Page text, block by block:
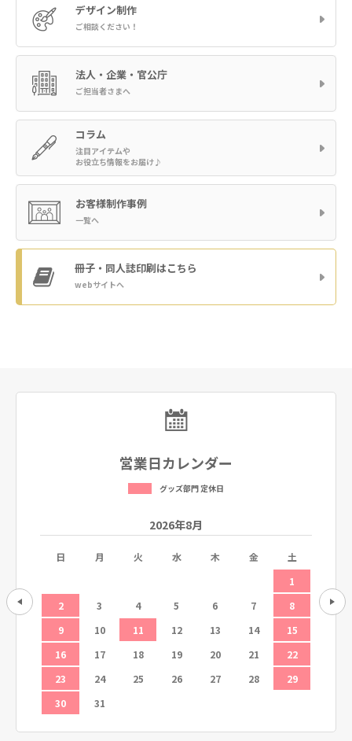
デザイン制作
ご相談ください！
法人・企業・官公庁
ご担当者さまへ
コラム
注目アイテムや
お役立ち情報をお届け♪
お客様制作事例
一覧へ
冊子・同人誌印刷はこちら
webサイトへ
営業日カレンダー
グッズ部門 定休日
12
2026年8月
日 月 火 水 木 金
土
1
2
3 4 5 6 7
8
9
10 11 12 13 14
15
16
17 18 19 20 21
22
23
24 25 26 27 28
29
30
31
6